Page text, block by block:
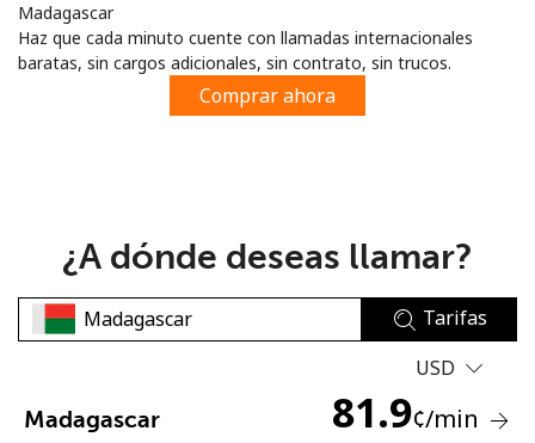
o
No se ha creado una contraseña
Madagascar
Haz que cada minuto cuente con llamadas internacionales
baratas, sin cargos adicionales, sin contrato, sin trucos.
Comprar ahora
¿A dónde deseas llamar?
Tarifas
USD
Madagascar 81.9¢/min